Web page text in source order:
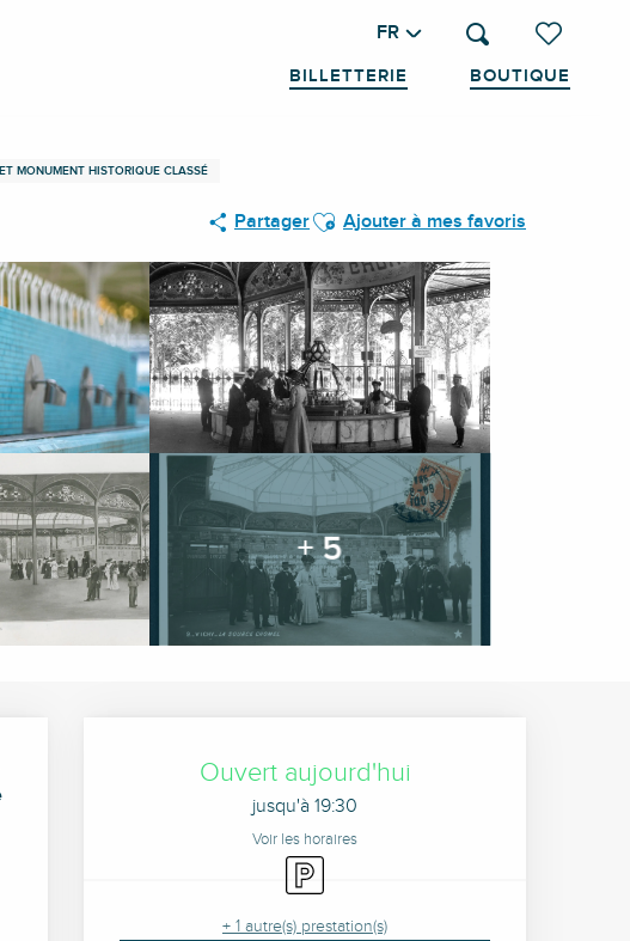
Voir les
Recherche
FR
BILLETTERIE BOUTIQUE
MONUMENT HISTORIQUE CLASSÉ
PartagerAjouter aux favoris
Ajouter à mes favoris
+ 5
Ouverture et
Ouvert aujourd'hui
jusqu'à 19:30
Voir les horaires
Parking
+ 1 autre(s) prestation(s)